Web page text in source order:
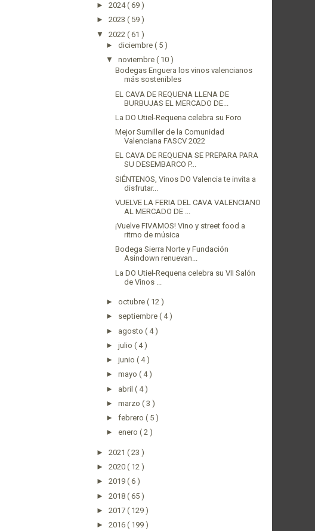
► 2024( 69 )
► 2023 ( 59 )
▼ 2022 ( 61 )
► diciembre ( 5 )
▼ noviembre ( 10 )
Bodegas Enguera los vinos valencianos
más sostenibles
EL CAVA DE REQUENA LLENA DE
BURBUJAS EL MERCADO DE...
La DO Utiel-Requena celebra su Foro
Mejor Sumiller de la Comunidad
Valenciana FASCV 2022
EL CAVA DE REQUENA SE PREPARA PARA
SU DESEMBARCO P...
SIÉNTENOS, Vinos DO Valencia te invita a
disfrutar...
VUELVE LA FERIA DEL CAVA VALENCIANO
AL MERCADO DE ...
¡Vuelve FIVAMOS! Vino y street food a
ritmo de música
Bodega Sierra Norte y Fundación
Asindown renuevan...
La DO Utiel-Requena celebra su VII Salón
de Vinos ...
► octubre ( 12 )
► septiembre ( 4 )
► agosto ( 4 )
► julio ( 4 )
► junio ( 4 )
► mayo ( 4 )
► abril ( 4 )
► marzo ( 3 )
► febrero ( 5 )
► enero ( 2 )
► 2021 ( 23 )
► 2020 ( 12 )
► 2019 ( 6 )
► 2018 ( 65 )
► 2017 ( 129 )
► 2016 ( 199 )